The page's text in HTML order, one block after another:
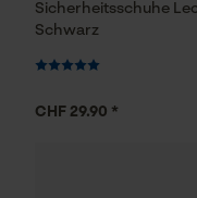
Sicherheitsschuhe
Schwarz
CHF 29.90 *